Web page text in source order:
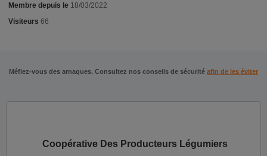
Membre depuis le 18/03/2022
Visiteurs 66
Méfiez-vous des arnaques. Consultez nos conseils de sécurité afin de les éviter
Coopérative Des Producteurs Légumiers